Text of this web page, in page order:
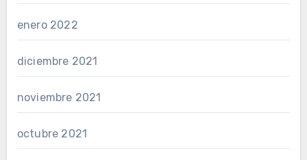
enero 2022
diciembre 2021
noviembre 2021
octubre 2021